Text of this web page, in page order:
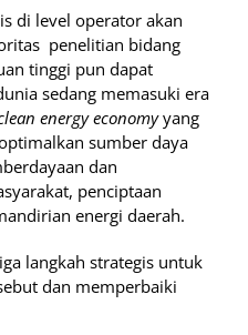
di level operator akan
penelitian bidang
tinggi pun dapat
sedang memasuki era
energy economyyang
sumber daya
dan
penciptaan
energi daerah.
langkah strategis untuk
dan memperbaiki